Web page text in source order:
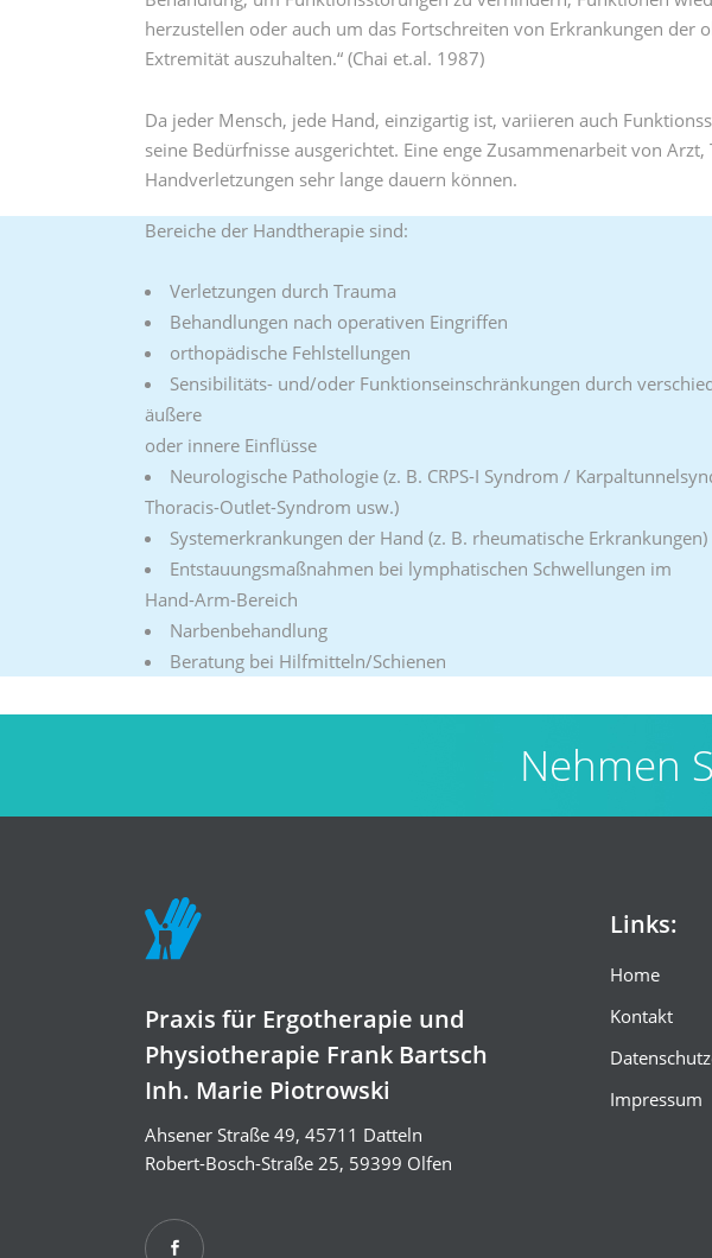
herzustellen oder auch um das Fortschreiten von Erkrankungen der
Extremität auszuhalten.“ (Chai et.al. 1987)
Da jeder Mensch, jede Hand, einzigartig ist, variieren auch
seine Bedürfnisse ausgerichtet. Eine enge Zusammenarbeit von
Handverletzungen sehr lange dauern können.
Bereiche der Handtherapie sind:
Verletzungen durch Trauma
Behandlungen nach operativen Eingriffen
orthopädische Fehlstellungen
Sensibilitäts- und/oder Funktionseinschränkungen durch
äußere
oder innere Einflüsse
Neurologische Pathologie (z. B. CRPS-I Syndrom /
Thoracis-Outlet-Syndrom usw.)
Systemerkrankungen der Hand (z. B. rheumatische Erkrankungen)
Entstauungsmaßnahmen bei lymphatischen Schwellungen im
Hand-Arm-Bereich
Narbenbehandlung
Beratung bei Hilfmitteln/Schienen
Nehmen
Praxis für Ergotherapie und
Physiotherapie Frank Bartsch
Inh. Marie Piotrowski
Ahsener Straße 49, 45711 Datteln
Robert-Bosch-Straße 25, 59399 Olfen
Links:
Home
Kontakt
Impressum